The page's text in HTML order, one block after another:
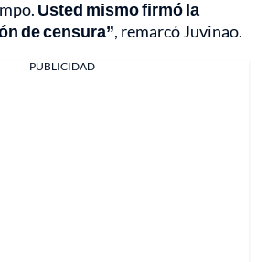
Usted mismo firmó la
de censura”, remarcó Juvinao.
PUBLICIDAD